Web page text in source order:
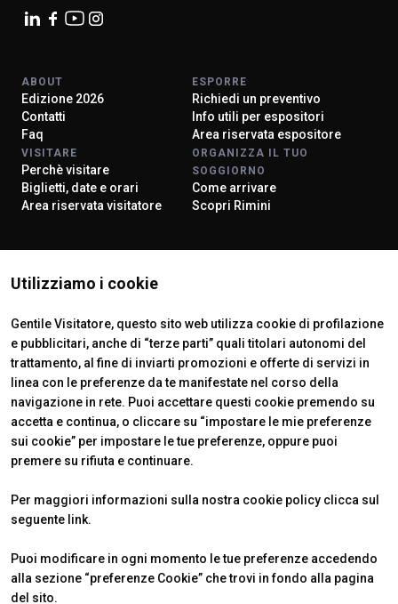
Utilizziamo i cookie
Gentile Visitatore, questo sito web utilizza cookie di profilazione
e pubblicitari, anche di “terze parti” quali titolari autonomi del
trattamento, al fine di inviarti promozioni e offerte di servizi in
linea con le preferenze da te manifestate nel corso della
navigazione in rete. Puoi accettare questi cookie premendo su
accetta e continua, o cliccare su “impostare le mie preferenze
sui cookie” per impostare le tue preferenze, oppure puoi
premere su rifiuta e continuare.
Per maggiori informazioni sulla nostra cookie policy clicca sul
seguente link.
Puoi modificare in ogni momento le tue preferenze accedendo
alla sezione “preferenze Cookie” che trovi in fondo alla pagina
del sito.
ABOUT
Edizione 2026
Contatti
Faq
ESPORRE
Richiedi un preventivo
Info utili per espositori
Area riservata espositore
VISITARE
Perchè visitare
Biglietti, date e orari
Area riservata visitatore
ORGANIZZA IL TUO
SOGGIORNO
Come arrivare
Scopri Rimini
ISTITUTI CERTIFICATORI